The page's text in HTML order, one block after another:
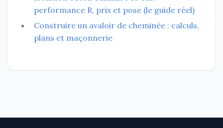
performance R, prix et pose (le guide réel)
Construire un avaloir de cheminée : calculs,
plans et maçonnerie